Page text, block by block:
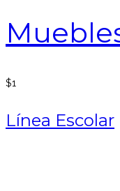
$1
Línea Escolar